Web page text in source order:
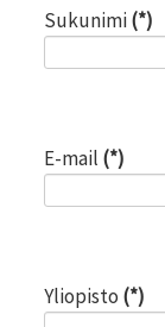
Sukunimi(*)
E-mail (*)
Yliopisto (*)